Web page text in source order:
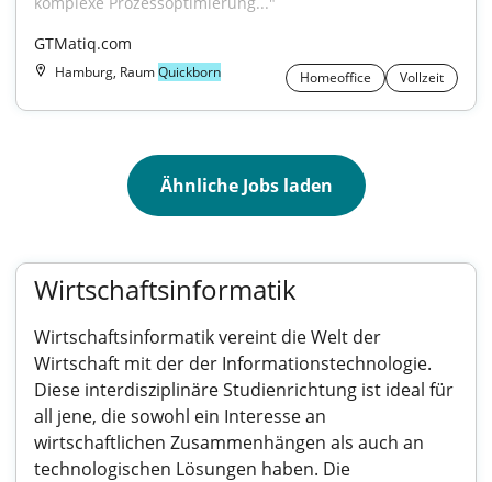
GTMatiq.com
Hamburg, RaumQuickborn Homeoffice Vollzeit
Ähnliche Jobs laden
Wirtschaftsinformatik
Wirtschaftsinformatik vereint die Welt der
Wirtschaft mit der der Informationstechnologie.
Diese interdisziplinäre Studienrichtung ist ideal für
all jene, die sowohl ein Interesse an
wirtschaftlichen Zusammenhängen als auch an
technologischen Lösungen haben. Die